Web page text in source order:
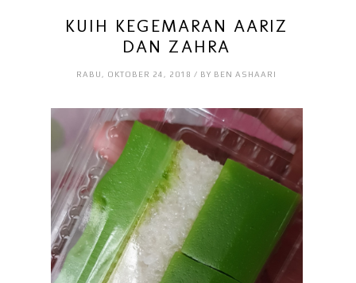
KUIH KEGEMARAN AARIZ
DAN ZAHRA
RABU, OKTOBER 24, 2018 / BY BEN ASHAARI